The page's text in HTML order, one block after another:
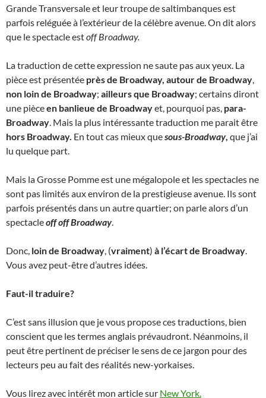
Grande Transversale et leur troupe de saltimbanques est
parfois reléguée à l’extérieur de la célèbre avenue. On dit alors
que le spectacle estoff Broadway.
La traduction de cette expression ne saute pas aux yeux. La
pièce est présentée près de Broadway, autour de Broadway,
non loin de Broadway; ailleurs que Broadway; certains diront
une pièceen banlieue de Broadwayet, pourquoi pas, para-
Broadway. Mais la plus intéressante traduction me parait être
hors Broadway. En tout cas mieux quesous-Broadway, que j’ai
lu quelque part.
Mais la Grosse Pomme est une mégalopole et les spectacles ne
sont pas limités aux environ de la prestigieuse avenue. Ils sont
parfois présentés dans un autre quartier; on parle alors d’un
spectacleoff off Broadway.
Donc, loin de Broadway, (vraiment) à l’écart de Broadway.
Vous avez peut-être d’autres idées.
Faut-il traduire?
C’est sans illusion que je vous propose ces traductions, bien
conscient que les termes anglais prévaudront. Néanmoins, il
peut être pertinent de préciser le sens de ce jargon pour des
lecteurs peu au fait des réalités new-yorkaises.
Vous lirez avec intérêt mon article sur New York.